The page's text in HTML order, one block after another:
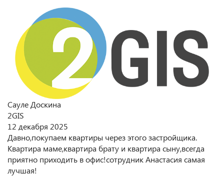
Сауле Доскина
2GIS
12 декабря 2025
Давно,покупаем квартиры через этого застройщика.
Квартира маме,квартира брату и квартира сыну,всегда
приятно приходить в офис!сотрудник Анастасия самая
лучшая!